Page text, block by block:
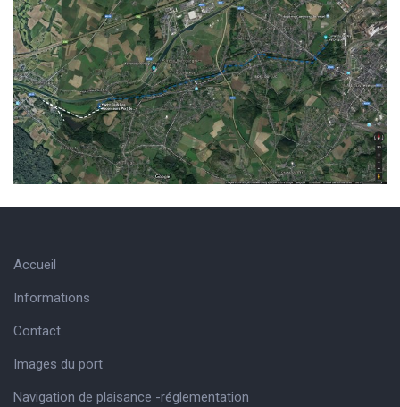
Accueil
Informations
Contact
Images du port
Navigation de plaisance -réglementation